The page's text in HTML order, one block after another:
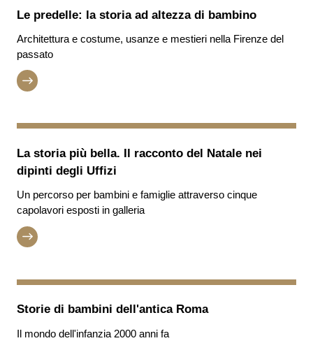
Le predelle: la storia ad altezza di bambino
Architettura e costume, usanze e mestieri nella Firenze del
passato
La storia più bella. Il racconto del Natale nei
dipinti degli Uffizi
Un percorso per bambini e famiglie attraverso cinque
capolavori esposti in galleria
Storie di bambini dell'antica Roma
Il mondo dell'infanzia 2000 anni fa